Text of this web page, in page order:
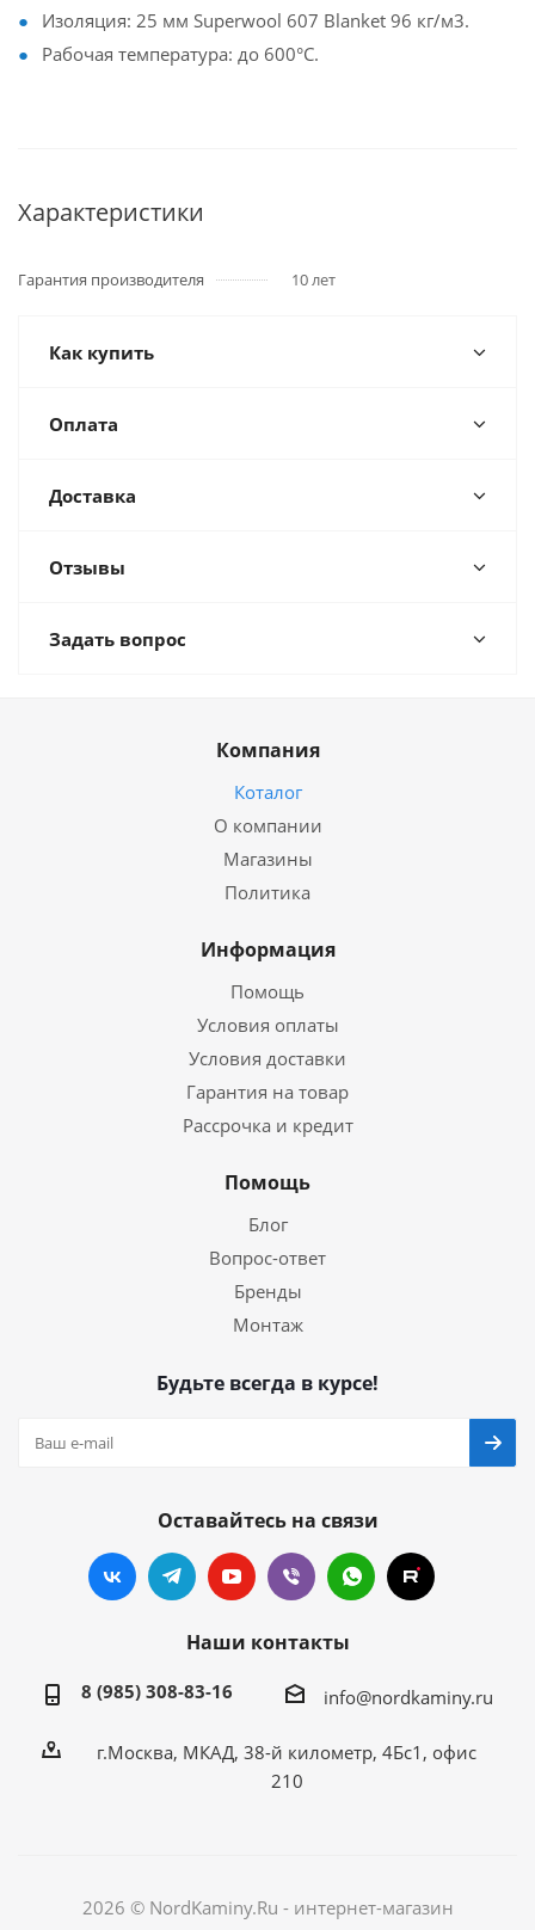
Изоляция: 25 мм Superwool 607 Blanket 96 кг/м3.
Рабочая температура: до 600°С.
Характеристики
Гарантия производителя 10 лет
Как купить
Оплата
Доставка
Отзывы
Задать вопрос
Компания
Коталог
О компании
Магазины
Политика
Информация
Помощь
Условия оплаты
Условия доставки
Гарантия на товар
Рассрочка и кредит
Помощь
Блог
Вопрос-ответ
Бренды
Монтаж
Будьте всегда в курсе!
Оставайтесь на связи
Наши контакты
8 (985) 308-83-16 info@nordkaminy.ru
г.Москва, МКАД, 38-й километр, 4Бс1, офис
210
2026 © NordKaminy.Ru - интернет-магазин